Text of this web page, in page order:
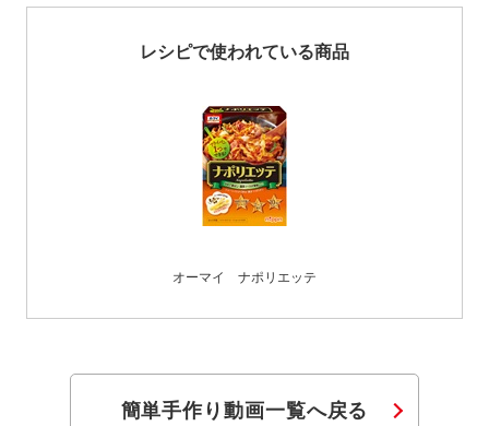
レシピで使われている商品
オーマイ ナポリエッテ
簡単手作り動画一覧へ戻る